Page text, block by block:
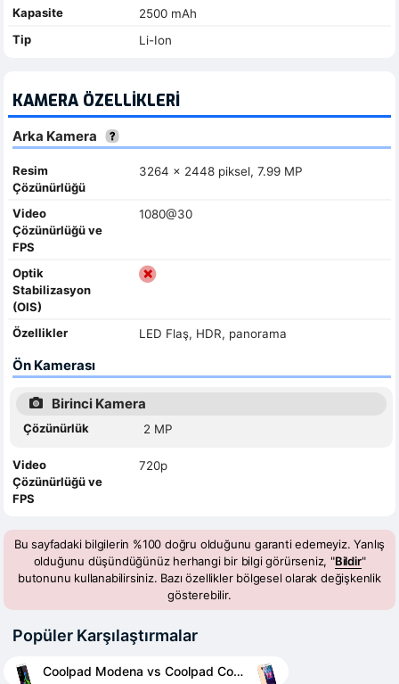
Kapasite
2500 mAh
Tip
Li-Ion
KAMERA ÖZELLIKLERI
Arka Kamera
Resim
Çözünürlüğü
3264 x 2448 piksel, 7.99 MP
Video
Çözünürlüğü ve
FPS
1080@30
Optik
Stabilizasyon
(OIS)
Özellikler
LED Flaş, HDR, panorama
Ön Kamerası
Birinci Kamera
Çözünürlük 2 MP
Video
Çözünürlüğü ve
FPS
720p
Bu sayfadaki bilgilerin %100 doğru olduğunu garanti edemeyiz. Yanlış
olduğunu düşündüğünüz herhangi bir bilgi görürseniz, "Bildir"
butonunu kullanabilirsiniz. Bazı özellikler bölgesel olarak değişkenlik
gösterebilir.
Popüler Karşılaştırmalar
Coolpad Modena vs Coolpad Cool S1